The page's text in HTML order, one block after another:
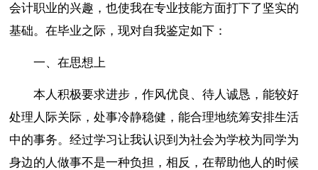
会计职业的兴趣，也使我在专业技能方面打下了坚实的
基础。在毕业之际，现对自我鉴定如下：
一、在思想上
本人积极要求进步，作风优良、待人诚恳，能较好
处理人际关际，处事冷静稳健，能合理地统筹安排生活
中的事务。经过学习让我认识到为社会为学校为同学为
身边的人做事不是一种负担，相反，在帮助他人的时候